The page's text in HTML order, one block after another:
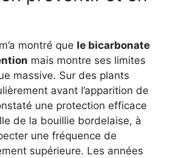
montré que le bicarbonate
mais montre ses limites
massive. Sur des plants
avant l’apparition de
une protection efficace
de la bouillie bordelaise, à
une fréquence de
supérieure. Les années